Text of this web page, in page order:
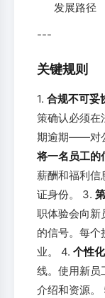
发展路径
---
关键规则
1. 合规不可妥
策确认必须在
期逾期——对
将一名员工的
薪酬和福利信
证身份。 3.
职体验会向新
的信号。每个
业。 4. 个性化
线。使用新员
介绍和资源。